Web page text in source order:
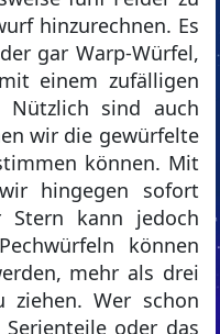
hinzurechnen. Es
gar Warp-Würfel,
einem zufälligen
Nützlich sind auch
wir die gewürfelte
können. Mit
hingegen sofort
Stern kann jedoch
können
mehr als drei
ziehen. Wer schon
oder das